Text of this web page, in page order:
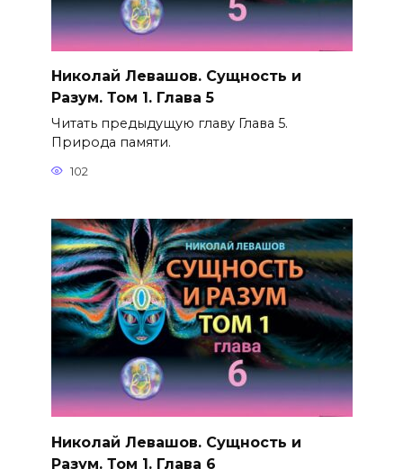
Николай Левашов. Сущность и
Разум. Том 1. Глава 5
Читать предыдущую главу Глава 5.
Природа памяти.
102
Николай Левашов. Сущность и
Разум. Том 1. Глава 6